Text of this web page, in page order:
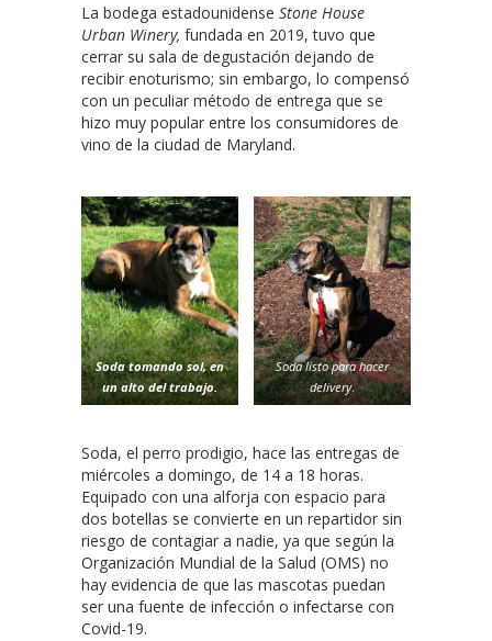
La bodega estadounidense Stone House
Urban Winery, fundada en 2019, tuvo que
cerrar su sala de degustación dejando de
recibir enoturismo; sin embargo, lo compensó
con un peculiar método de entrega que se
hizo muy popular entre los consumidores de
vino de la ciudad de Maryland.
Soda tomando sol, en
un alto del trabajo.
Soda listo para hacer
delivery.
Soda, el perro prodigio, hace las entregas de
miércoles a domingo, de 14 a 18 horas.
Equipado con una alforja con espacio para
dos botellas se convierte en un repartidor sin
riesgo de contagiar a nadie, ya que según la
Organización Mundial de la Salud (OMS) no
hay evidencia de que las mascotas puedan
ser una fuente de infección o infectarse con
Covid-19.